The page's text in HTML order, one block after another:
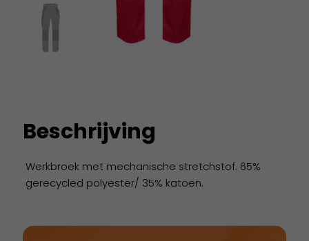
Beschrijving
Werkbroek met mechanische stretchstof. 65%
gerecycled polyester/ 35% katoen.